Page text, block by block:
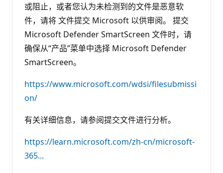
或阻止，或者您认为未检测到的文件是恶意软
件，请将 文件提交 Microsoft 以供审阅。 提交
Microsoft Defender SmartScreen 文件时，请
确保从“产品”菜单中选择 Microsoft Defender
SmartScreen。
https://www.microsoft.com/wdsi/filesubmissi
on/
有关详细信息，请参阅提交文件进行分析。
https://learn.microsoft.com/zh-cn/microsoft-
365...